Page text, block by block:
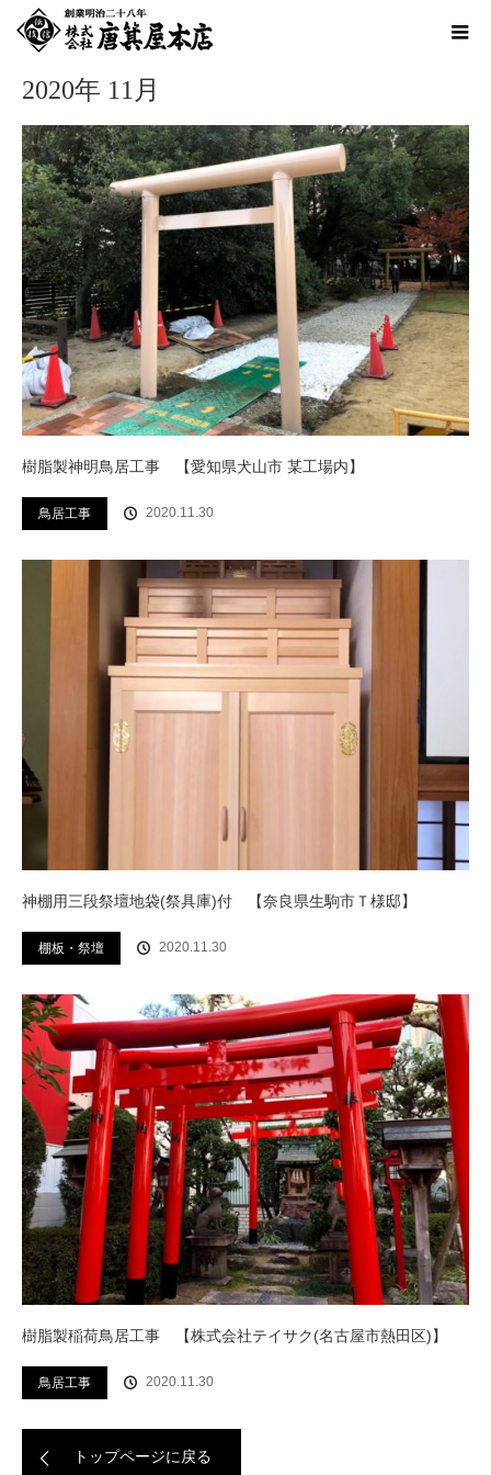
ホーム
2020年 11月
2020年 11月
樹脂製神明鳥居工事 【愛知県犬山市 某工場内】
鳥居工事 2020.11.30
神棚用三段祭壇地袋(祭具庫)付 【奈良県生駒市Ｔ様邸】
棚板・祭壇 2020.11.30
樹脂製稲荷鳥居工事 【株式会社テイサク(名古屋市熱田区)】
鳥居工事 2020.11.30
トップページに戻る